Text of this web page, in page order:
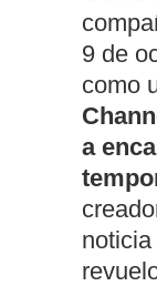
9 de
como
a